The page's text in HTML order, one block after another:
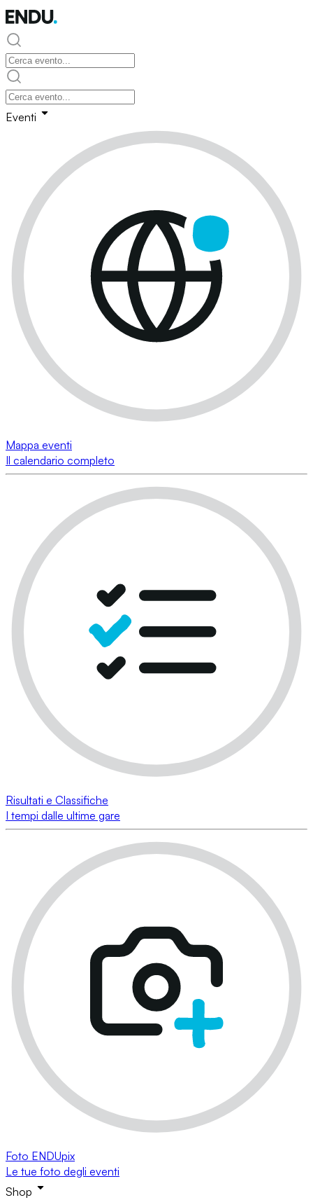
Eventi
Mappa eventi
Il calendario completo
Risultati e Classifiche
I tempi dalle ultime gare
Foto ENDUpix
Le tue foto degli eventi
Shop